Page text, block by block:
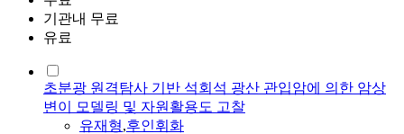
기관내 무료
유료
초분광 원격탐사 기반 석회석 광산 관입암에 의한 암상
변이 모델링 및 자원활용도 고찰
유재형,후인휘화